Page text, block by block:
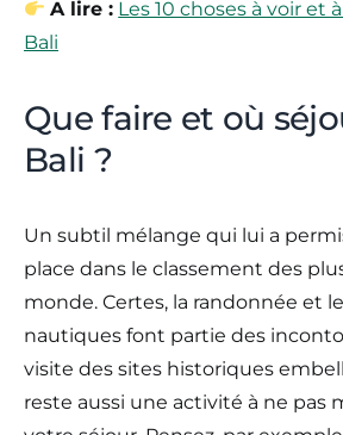
A lire : Les 10 choses à voir et
Bali
Que faire et où
Bali ?
Un subtil mélange qui lui a
place dans le classement des
monde. Certes, la randonnée et
nautiques font partie des
visite des sites historiques
reste aussi une activité à ne pas